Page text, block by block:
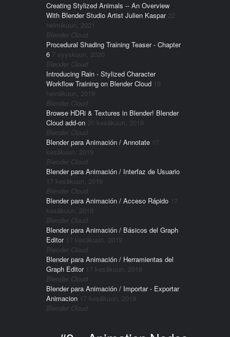
Creating Stylized Animals -- An Overview
With Blender Studio Artist Julien Kaspar 22
helmikuun, 2021
Blender Cloud
Procedural Shading Training Teaser - Chapter
6 7 syyskuun, 2020
Blender Cloud
Introducing Rain - Stylized Character
Workflow Training on Blender Cloud 18
heinäkuun, 2019
Blender Cloud
Browse HDRi & Textures in Blender! Blender
Cloud add-on 20 kesäkuun, 2019
Blender Cloud
Blender para Animación / Annotate 17
kesäkuun, 2019
Blender Cloud
Blender para Animación / Interfaz de Usuario
17 kesäkuun, 2019
Blender Cloud
Blender para Animación / Acceso Rápido 17
kesäkuun, 2019
Blender Cloud
Blender para Animación / Básicos del Graph
Editor 17 kesäkuun, 2019
Blender Cloud
Blender para Animación / Herramientas del
Graph Editor 17 kesäkuun, 2019
Blender Cloud
Blender para Animación / Importar - Exportar
Animacion 17 kesäkuun, 2019
Blender Cloud
Post navigation